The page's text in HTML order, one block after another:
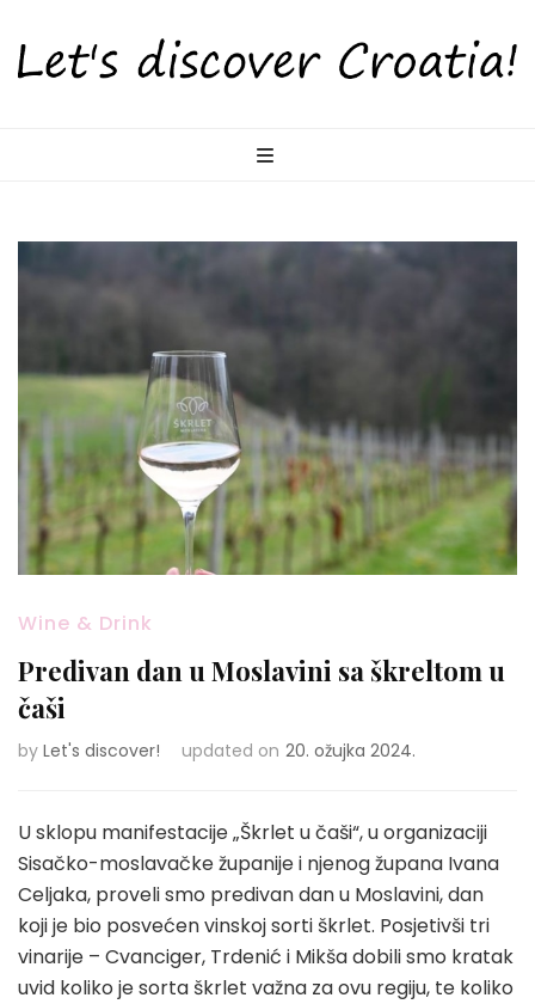
Wine & Drink
Predivan dan u Moslavini sa škreltom u
čaši
by Let's discover! updated on 20. ožujka 2024.
U sklopu manifestacije „Škrlet u čaši“, u organizaciji
Sisačko-moslavačke županije i njenog župana Ivana
Celjaka, proveli smo predivan dan u Moslavini, dan
koji je bio posvećen vinskoj sorti škrlet. Posjetivši tri
vinarije – Cvanciger, Trdenić i Mikša dobili smo kratak
uvid koliko je sorta škrlet važna za ovu regiju, te koliko